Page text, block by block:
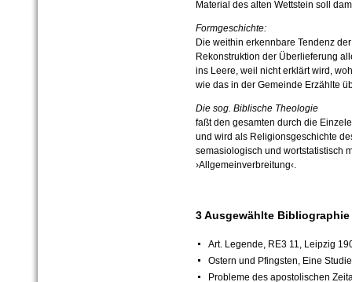
Material des alten Wettstein soll
Formgeschichte:
Die weithin erkennbare Tendenz
Rekonstruktion der Überlieferung
ins Leere, weil nicht erklärt wird,
wie das in der Gemeinde Erzählte
Die sog. Biblische Theologie
faßt den gesamten durch die
und wird als Religionsgeschichte
semasiologisch und wortstatistisch
›Allgemeinverbreitung‹.
3 Ausgewählte Bibliographie
Art. Legende, RE3 11, Leipzig
Ostern und Pfingsten, Eine
Probleme des apostolischen